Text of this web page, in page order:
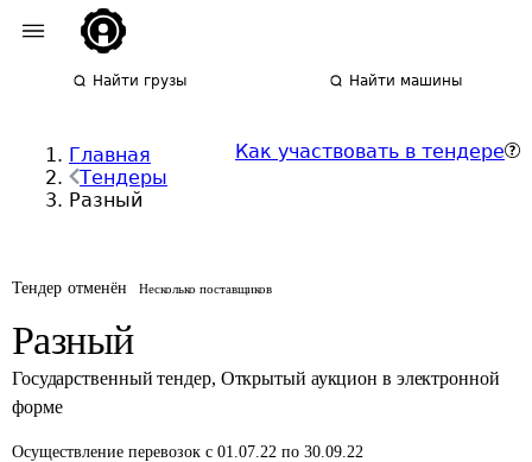
Найти грузы Найти машины
Главная
Тендеры
Разный
Как участвовать в тендере
Тендер отменён Несколько поставщиков
Разный
Государственный тендер, Открытый аукцион в электронной
форме
Осуществление перевозок с 01.07.22 по 30.09.22